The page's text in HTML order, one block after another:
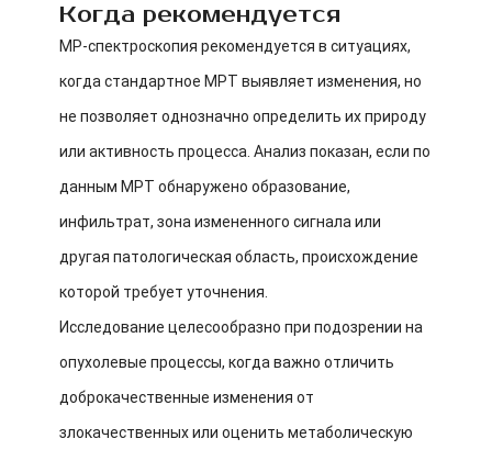
Когда рекомендуется
МР-спектроскопия рекомендуется в ситуациях,
когда стандартное МРТ выявляет изменения, но
не позволяет однозначно определить их природу
или активность процесса. Анализ показан, если по
данным МРТ обнаружено образование,
инфильтрат, зона измененного сигнала или
другая патологическая область, происхождение
которой требует уточнения.
Исследование целесообразно при подозрении на
опухолевые процессы, когда важно отличить
доброкачественные изменения от
злокачественных или оценить метаболическую